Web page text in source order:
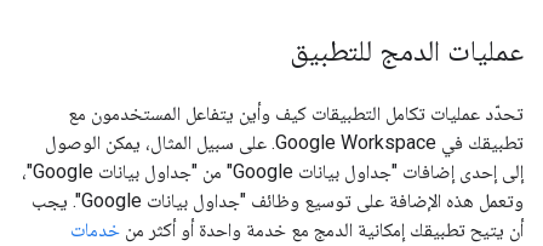
عمليات الدمج للتطبيق
تحدّد عمليات تكامل التطبيقات كيف وأين يتفاعل المستخدمون مع
تطبيقك في Google Workspace. على سبيل المثال، يمكن الوصول
إلى إحدى إضافات "جداول بيانات Google" من "جداول بيانات Google"،
وتعمل هذه الإضافة على توسيع وظائف "جداول بيانات Google". يجب
أن يتيح تطبيقك إمكانية الدمج مع خدمة واحدة أو أكثر من خدمات